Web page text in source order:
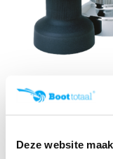
Deze website
winch W8 (1-spee...
Klik voor voorraad info